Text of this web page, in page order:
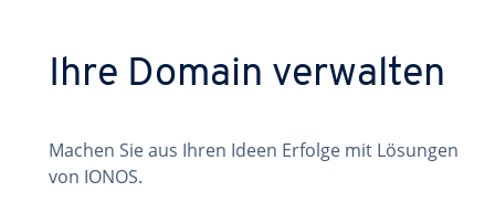
Ihre Domain verwalten
Machen Sie aus Ihren Ideen Erfolge mit Lösungen
von IONOS.